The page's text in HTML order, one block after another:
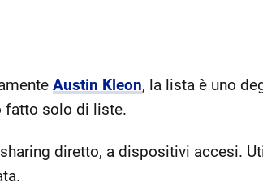
Austin Kleon, la lista è uno
fatto solo di liste.
diretto, a dispositivi accesi.